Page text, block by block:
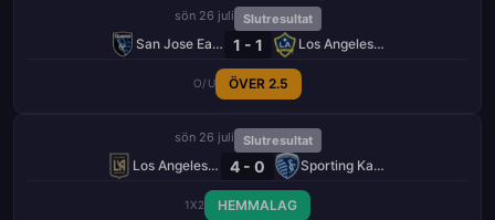
sön 26 juli Slutresultat
San Jose Earthquakes 1 - 1 Los Angeles Galaxy
O/U ÖVER 2.5
sön 26 juli Slutresultat
Los Angeles FC 4 - 0 Sporting Kansas City
1X2 HEMMALAG